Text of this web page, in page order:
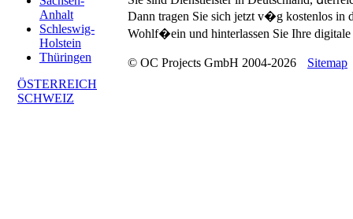
Anhalt
Schleswig-
Holstein
Thüringen
ÖSTERREICH
SCHWEIZ
Dann tragen Sie sich jetzt v�g kostenlos in
Wohlf�ein und hinterlassen Sie Ihre
© OC Projects GmbH 2004-2026 Sitemap